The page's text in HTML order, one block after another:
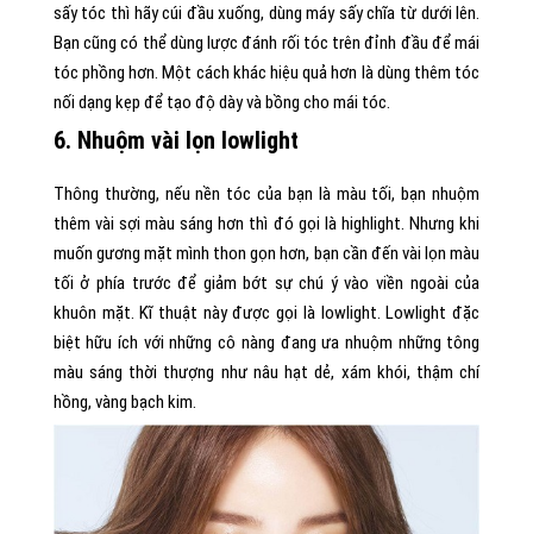
sấy tóc thì hãy cúi đầu xuống, dùng máy sấy chĩa từ dưới lên.
Bạn cũng có thể dùng lược đánh rối tóc trên đỉnh đầu để mái
tóc phồng hơn. Một cách khác hiệu quả hơn là dùng thêm tóc
nối dạng kẹp để tạo độ dày và bồng cho mái tóc.
6. Nhuộm vài lọn lowlight
Thông thường, nếu nền tóc của bạn là màu tối, bạn nhuộm
thêm vài sợi màu sáng hơn thì đó gọi là highlight. Nhưng khi
muốn gương mặt mình thon gọn hơn, bạn cần đến vài lọn màu
tối ở phía trước để giảm bớt sự chú ý vào viền ngoài của
khuôn mặt. Kĩ thuật này được gọi là lowlight. Lowlight đặc
biệt hữu ích với những cô nàng đang ưa nhuộm những tông
màu sáng thời thượng như nâu hạt dẻ, xám khói, thậm chí
hồng, vàng bạch kim.